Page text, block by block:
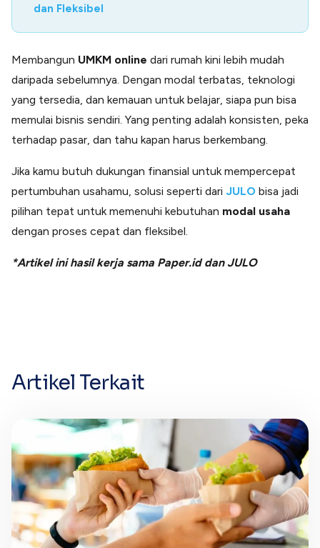
dan Fleksibel
Membangun UMKM online dari rumah kini lebih mudah
daripada sebelumnya. Dengan modal terbatas, teknologi
yang tersedia, dan kemauan untuk belajar, siapa pun bisa
memulai bisnis sendiri. Yang penting adalah konsisten, peka
terhadap pasar, dan tahu kapan harus berkembang.
Jika kamu butuh dukungan finansial untuk mempercepat
pertumbuhan usahamu, solusi seperti dari JULO bisa jadi
pilihan tepat untuk memenuhi kebutuhan modal usaha
dengan proses cepat dan fleksibel.
*Artikel ini hasil kerja sama Paper.id dan JULO
Artikel Terkait